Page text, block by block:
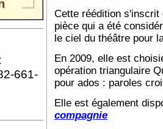
661-
Cette réédition s'inscrit
pièce qui a été
le ciel du théâtre pour
En 2009, elle est
opération triangulaire
pour ados : paroles
Elle est également
compagnie